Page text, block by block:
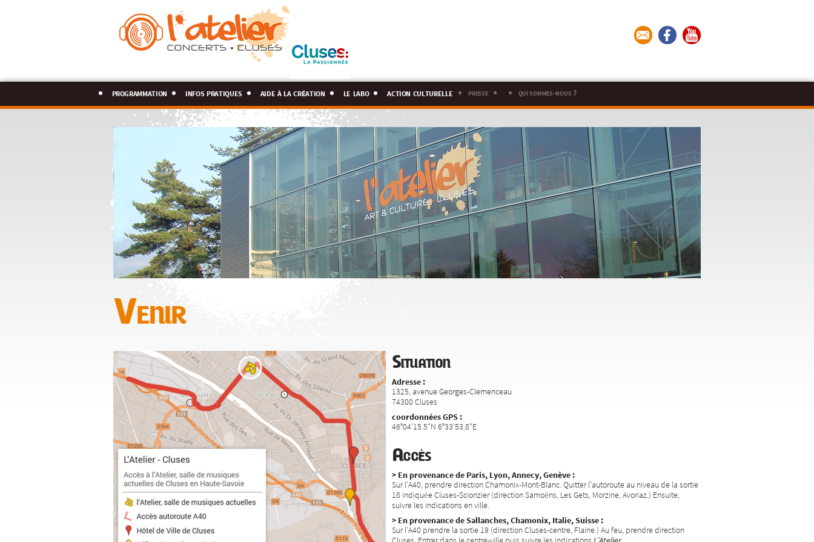
programmation infos pratiques aide à la création le labo action culturelle presse qui sommes-nous ?
Venir
Situation
Adresse :
1325, avenue Georges-Clemenceau
74300 Cluses
coordonnées GPS :
46°04'15.5"N 6°33'53.8"E
Accès
> En provenance de Paris, Lyon, Annecy, Genève :
Sur l’A40, prendre direction Chamonix-Mont-Blanc. Quitter l’autoroute au niveau de la sortie
18 indiquée Cluses-Scionzier (direction Samoëns, Les Gets, Morzine, Avoriaz.) Ensuite,
suivre les indications en ville.
> En provenance de Sallanches, Chamonix, Italie, Suisse :
Sur l’A40 prendre la sortie 19 (direction Cluses-centre, Flaine.) Au feu, prendre direction
Cluses. Entrer dans le centre-ville puis suivre les indications L’Atelier.